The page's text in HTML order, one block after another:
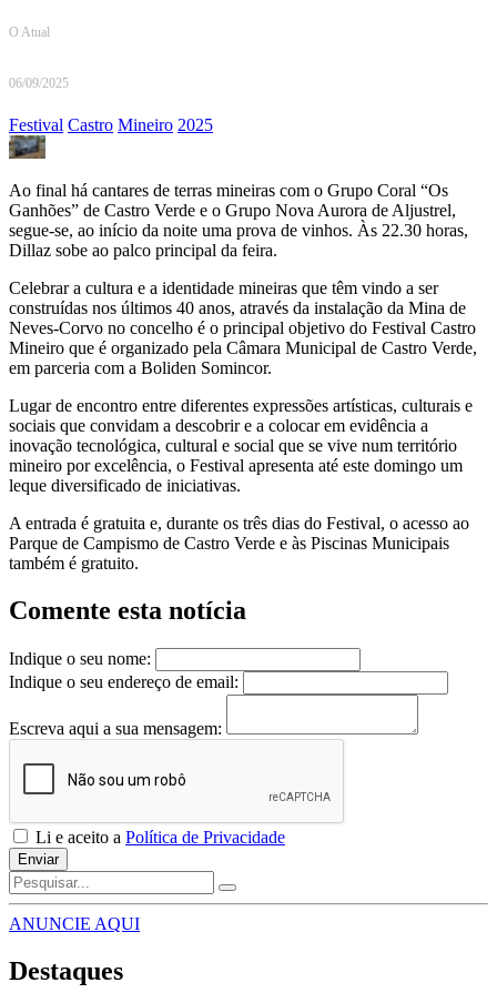
O Atual
06/09/2025
Festival Castro Mineiro 2025
Ao final há cantares de terras mineiras com o Grupo Coral “Os
Ganhões” de Castro Verde e o Grupo Nova Aurora de Aljustrel,
segue-se, ao início da noite uma prova de vinhos. Às 22.30 horas,
Dillaz sobe ao palco principal da feira.
Celebrar a cultura e a identidade mineiras que têm vindo a ser
construídas nos últimos 40 anos, através da instalação da Mina de
Neves-Corvo no concelho é o principal objetivo do Festival Castro
Mineiro que é organizado pela Câmara Municipal de Castro Verde,
em parceria com a Boliden Somincor.
Lugar de encontro entre diferentes expressões artísticas, culturais e
sociais que convidam a descobrir e a colocar em evidência a
inovação tecnológica, cultural e social que se vive num território
mineiro por excelência, o Festival apresenta até este domingo um
leque diversificado de iniciativas.
A entrada é gratuita e, durante os três dias do Festival, o acesso ao
Parque de Campismo de Castro Verde e às Piscinas Municipais
também é gratuito.
Comente esta notícia
Indique o seu nome:
Indique o seu endereço de email:
Escreva aqui a sua mensagem:
Li e aceito a Política de Privacidade
Enviar
ANUNCIE AQUI
Destaques